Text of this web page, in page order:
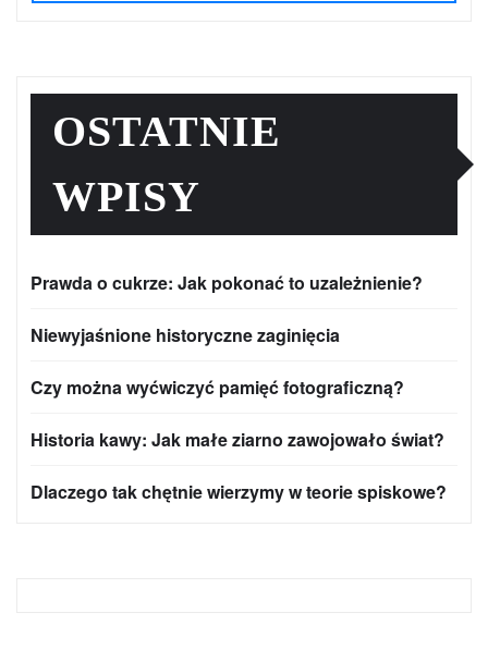
OSTATNIE
WPISY
Prawda o cukrze: Jak pokonać to uzależnienie?
Niewyjaśnione historyczne zaginięcia
Czy można wyćwiczyć pamięć fotograficzną?
Historia kawy: Jak małe ziarno zawojowało świat?
Dlaczego tak chętnie wierzymy w teorie spiskowe?